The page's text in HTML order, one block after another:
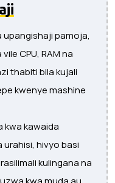
pamoja,
CPU, RAM na
thabiti bila kujali
kwenye mashine
kwa kawaida
hivyo basi
kulingana na